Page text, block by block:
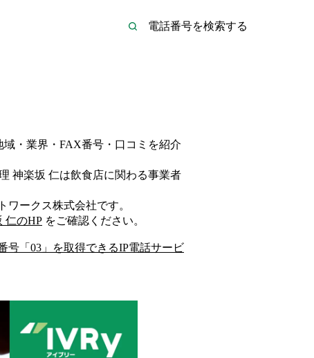
・業界・FAX番号・口コミを紹介
神楽坂 仁は飲食店に関わる事業者
ワークス株式会社です。
仁のHP をご確認ください。
号「 03 」を取得できるIP電話サービ